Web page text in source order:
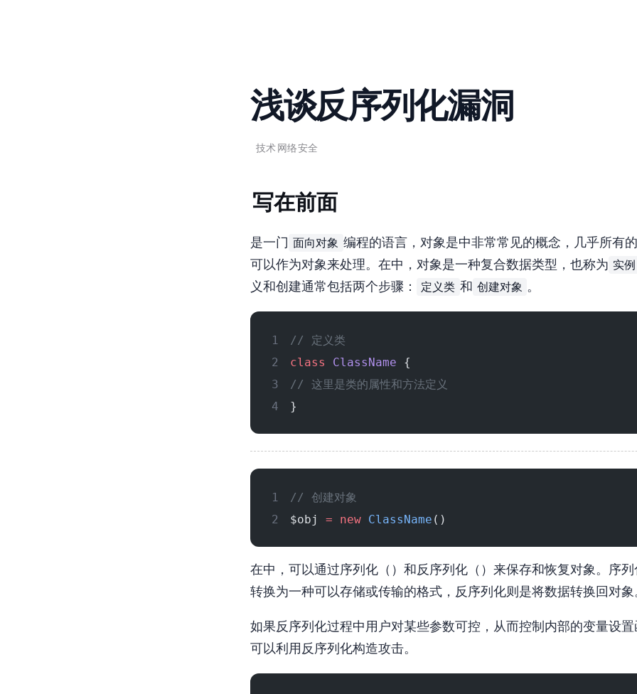
浅谈PHP反序列化漏洞
24 min read技术 网络安全
写在前面
PHP是一门 面向对象 编程的语言，对象是PHP中非常常见的概念，几乎所有
可以作为对象来处理。 在PHP中，对象是一种复合数据类型，也称为 实例
义和创建通常包括两个步骤：
定义类 和 创建对象 。
// 定义类
class
ClassName {
// 这里是类的属性和方法定义
}
// 创建对象
$obj = new ClassName ()
在PHP中，可以通过序列化（serialize）和反序列化（unserialize）来保存和恢复对象。
转换为一种可以存储或传输的格式，反序列化则是将数据转换回对象
如果反序列化过程中用户对某些参数可控，从而控制内部的变量设
可以利用反序列化构造攻击。